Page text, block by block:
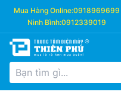
Mua Hàng Online:0918969699
Ninh Bình:0912339019